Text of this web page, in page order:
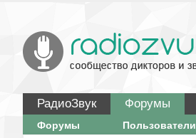
РадиоЗвук Форумы
Форумы Пользователи